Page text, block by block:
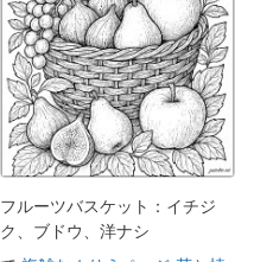
フルーツバスケット：イチジ
ク、ブドウ、洋ナシ